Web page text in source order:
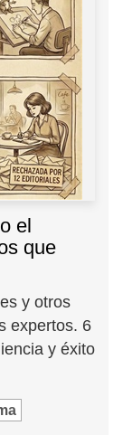
el
que
y otros
expertos. 6
y éxito